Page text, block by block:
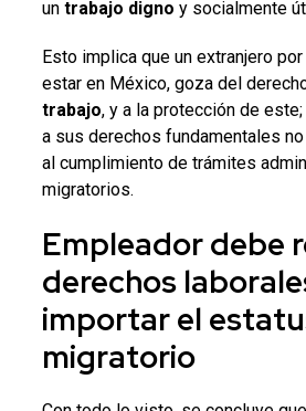
un trabajo digno y socialmente
Esto implica que un extranjero
estar en México, goza del
trabajo, y a la protección de
a sus derechos fundamentales
al cumplimiento de trámites
migratorios.
Empleador debe
derechos
importar el
migratorio